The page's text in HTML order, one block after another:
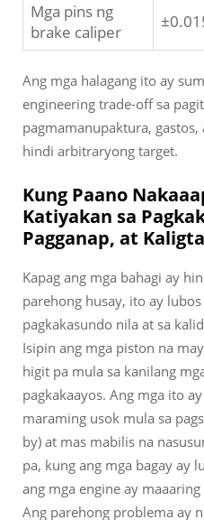
Mga pins ng
brake caliper
Ang mga halagang ito ay
engineering trade-off sa
pagmamanupaktura,
hindi arbitraryong target.
Kung Paano
Katiyakan sa
Pagganap, at
Kapag ang mga bahagi ay
parehong husay, ito ay
pagkakasundo nila at sa
Isipin ang mga piston na
higit pa mula sa kanilang
pagkakaayos. Ang mga ito
maraming usok mula sa
by) at mas mabilis na
pa, kung ang mga bagay ay
ang mga engine ay
Ang parehong problema ay